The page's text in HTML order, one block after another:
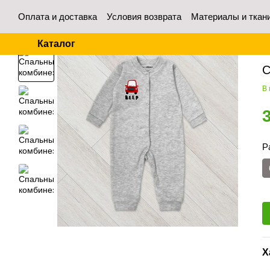
Оплата и доставка Условия возврата
Материалы и
Каталог
В